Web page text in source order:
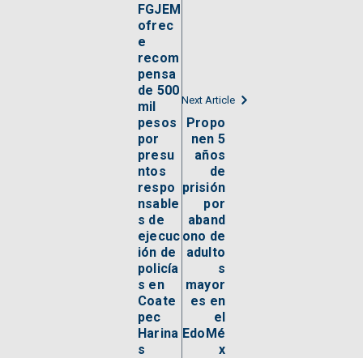
FGJEM
ofrec
e
recom
pensa
de 500
mil
pesos
por
presu
ntos
respo
nsable
s de
ejecuc
ión de
policía
s en
Coate
pec
Harina
s
Next Article
Propo
nen 5
años
de
prisión
por
aband
ono de
adulto
s
mayor
es en
el
EdoMé
x